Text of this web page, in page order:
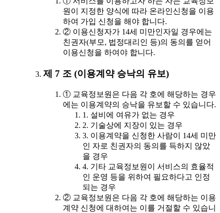
원이 지정한 양식에 따라 온라인신청을 이용
하여 가입 신청을 해야 합니다.
② 이용신청자가 14세 미만인자일 경우에는
친권자(부모, 법정대리인 등)의 동의를 얻어
이용신청을 하여야 합니다.
제 7 조 (이용계약 승낙의 유보)
① 교육정보원은 다음 각 호에 해당하는 경우
에는 이용계약의 승낙을 유보할 수 있습니다.
1. 설비에 여유가 없는 경우
2. 기술상에 지장이 있는 경우
3. 이용계약을 신청한 사람이 14세 미만
인 자로 친권자의 동의를 득하지 않았
을 경우
4. 기타 교육정보원이 서비스의 효율적
인 운영 등을 위하여 필요하다고 인정
되는 경우
② 교육정보원은 다음 각 호에 해당하는 이용
계약 신청에 대하여는 이를 거절할 수 있습니